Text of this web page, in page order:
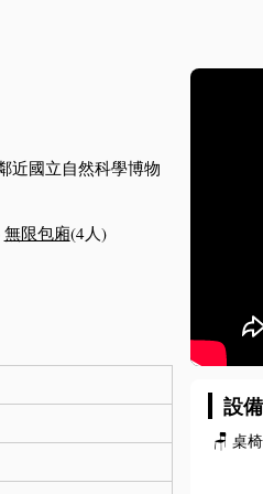
近國立自然科學博物
無限包廂(4人)
設
🪑 桌椅